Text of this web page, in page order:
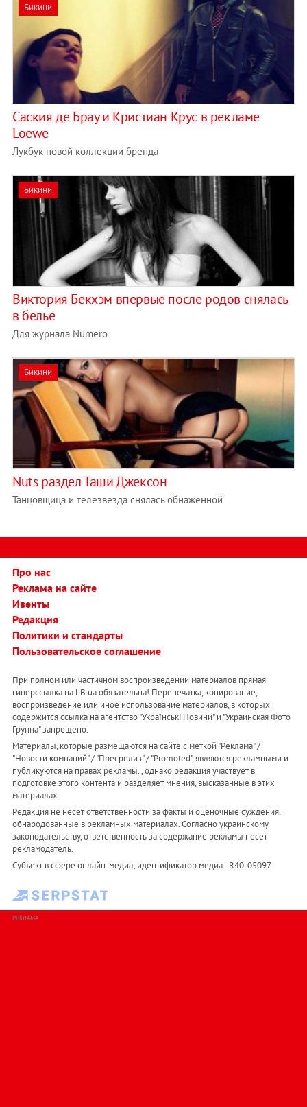
Бикини
Саския де Брау и Кристиан Крус в рекламе
Loewe
Лукбук новой коллекции бренда
Бикини
Виктория Бекхэм впервые после родов снялась
в белье
Для журнала Numero
Бикини
Nuts раздел Таши Джексон
Танцовщица и телезвезда снялась обнаженной
Про нас
Реклама на сайте
Ивенты
Редакция
Политики и стандарты
Пользовательское соглашение
При полном или частичном воспроизведении материалов прямая
гиперссылка на LB.ua обязательна! Перепечатка, копирование,
воспроизведение или иное использование материалов, в которых
содержится ссылка на агентство "Українськi Новини" и "Украинская Фото
Группа" запрещено.
Материалы, которые размещаются на сайте с меткой "Реклама" /
"Новости компаний" / "Пресрелиз" / "Promoted", являются рекламными и
публикуются на правах рекламы. , однако редакция участвует в
подготовке этого контента и разделяет мнения, высказанные в этих
материалах.
Редакция не несет ответственности за факты и оценочные суждения,
обнародованные в рекламных материалах. Согласно украинскому
законодательству, ответственность за содержание рекламы несет
рекламодатель.
Субъект в сфере онлайн-медиа; идентификатор медиа - R40-05097
РЕКЛАМА